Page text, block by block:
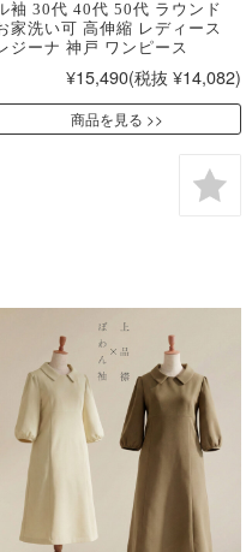
袖 30代 40代 50代 ラウンド
家洗い可 高伸縮 レディース
ジーナ 神戸 ワンピース
¥15,490(税抜 ¥14,082)
商品を見る